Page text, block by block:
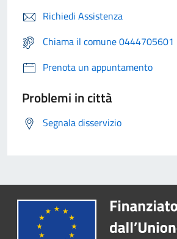
Richiedi Assistenza
Chiama il comune 0444705601
Prenota un appuntamento
Problemi in città
Segnala disservizio